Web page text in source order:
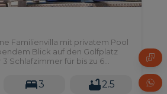
Familienvilla mit privatem Pool
Blick auf den Golfplatz
Schlafzimmer für bis zu 6
3 2.5